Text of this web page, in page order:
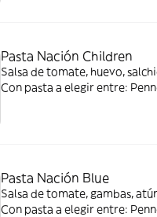
Pasta Nación Children
Salsa de tomate, huevo,
Con pasta a elegir entre:
Pasta Nación Blue
Salsa de tomate, gambas,
Con pasta a elegir entre: